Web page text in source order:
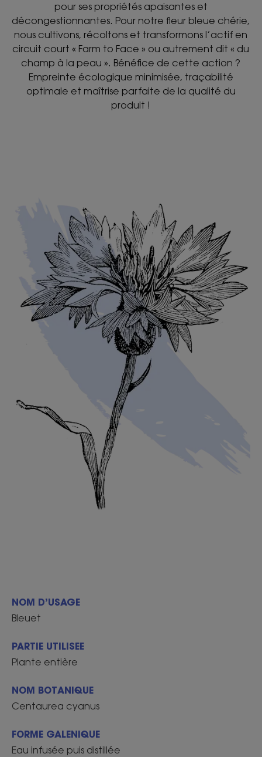
pour ses propriétés apaisantes et
décongestionnantes. Pour notre fleur bleue chérie,
nous cultivons, récoltons et transformons l’actif en
circuit court « Farm to Face » ou autrement dit « du
champ à la peau ». Bénéfice de cette action ?
Empreinte écologique minimisée, traçabilité
optimale et maîtrise parfaite de la qualité du
produit !
NOM D’USAGE
Bleuet
PARTIE UTILISEE
Plante entière
NOM BOTANIQUE
Centaurea cyanus
FORME GALENIQUE
Eau infusée puis distillée